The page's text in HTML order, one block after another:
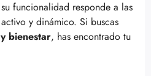
funcionalidad responde a las
y dinámico. Si buscas
bienestar, has encontrado tu